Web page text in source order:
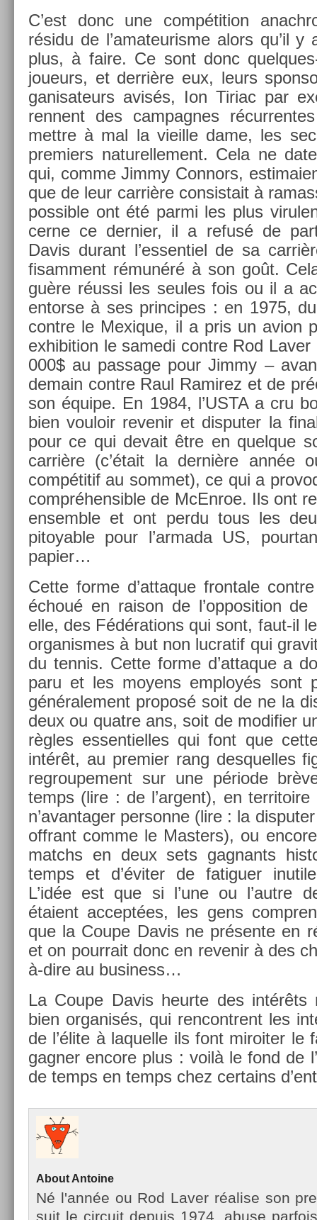
C’est donc une com­péti­tion
résidu de l’amateuris­me alors qu’il
plus, à faire. Ce sont donc
joueurs, et derrière eux, leurs
ganisateurs avisés, Ion Tiriac par
rennent des cam­pagnes
mettre à mal la vieil­le dame, les
pre­mi­ers naturel­le­ment. Cela ne
qui, comme Jimmy Con­nors,
que de leur carrière con­sis­tait à
pos­sible ont été parmi les plus
cer­ne ce de­rni­er, il a refusé de
Davis durant l’es­sentiel de sa
fisam­ment rémunéré à son goût.
guère réussi les seules fois ou il a
en­tor­se à ses prin­cipes : en 1975,
con­tre le Mexique, il a pris un avion
ex­hibi­tion le samedi con­tre Rod
000$ au pas­sage pour Jimmy –
demain con­tre Raul Ramirez et de
son équipe. En 1984, l’USTA a cru
bien vouloir re­venir et dis­put­er la
pour ce qui de­vait être en quel­que
carrière (c’était la dernière année
compétitif au som­met), ce qui a
com­préhen­sible de McEn­roe. Ils ont
en­semble et ont perdu tous les
pitoy­able pour l’ar­mada US,
papi­er…
Cette forme d’at­taque fron­tale
échoué en raison de l’op­posi­tion
elle, des Fédéra­tions qui sont, faut-il
or­ganis­mes à but non luc­ratif qui
du ten­nis. Cette forme d’at­taque a
paru et les moyens em­ployés sont
générale­ment pro­posé soit de ne la
deux ou quat­re ans, soit de modifi­er
règles es­sentiel­les qui font que
intérêt, au pre­mi­er rang de­squel­les
re­groupe­ment sur une période
temps (lire : de l’ar­gent), en
n’avan­tag­er per­son­ne (lire : la
of­frant comme le Mast­ers), ou
matchs en deux sets gag­nants
temps et d’éviter de fatigu­er
L’idée est que si l’une ou l’autre
étaient ac­ceptées, les gens
que la Coupe Davis ne présente en
et on pour­rait donc en re­venir à des
à-dire au busi­ness…
La Coupe Davis heur­te des intérêts
bien or­ganisés, qui re­ncontrent les
de l’élite à laquel­le ils font miroit­er le
gagn­er en­core plus : voilà le fond de
de temps en temps chez cer­tains
About An­toine
Né l'année ou Rod Laver réalise son
suit le cir­cuit de­puis 1974, abuse